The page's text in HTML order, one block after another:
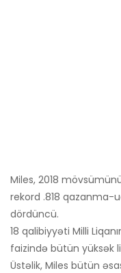
Miles, 2018
rekord .818 qazanma-
dördüncü.
18 qalibiyyəti Milli
faizində bütün yüksək
Üstəlik, Miles bütün